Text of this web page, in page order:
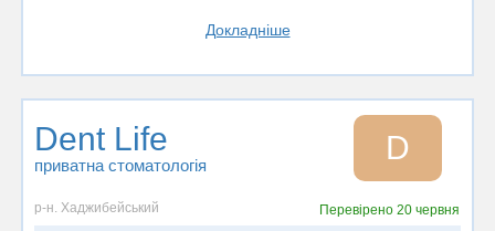
Докладніше
Dent Life
приватна стоматологія D
р-н. Хаджибейський Перевірено20 червня